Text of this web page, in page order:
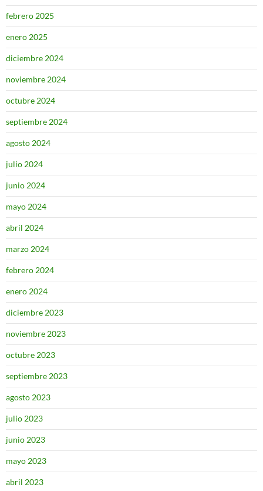
febrero 2025
enero 2025
diciembre 2024
noviembre 2024
octubre 2024
septiembre 2024
agosto 2024
julio 2024
junio 2024
mayo 2024
abril 2024
marzo 2024
febrero 2024
enero 2024
diciembre 2023
noviembre 2023
octubre 2023
septiembre 2023
agosto 2023
julio 2023
junio 2023
mayo 2023
abril 2023